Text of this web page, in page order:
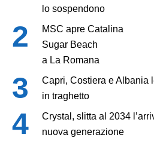
lo sospendono
MSC apre Catalina
Sugar Beach
a La Romana
Capri, Costiera e Albania
in traghetto
Crystal, slitta al 2034
nuova generazione